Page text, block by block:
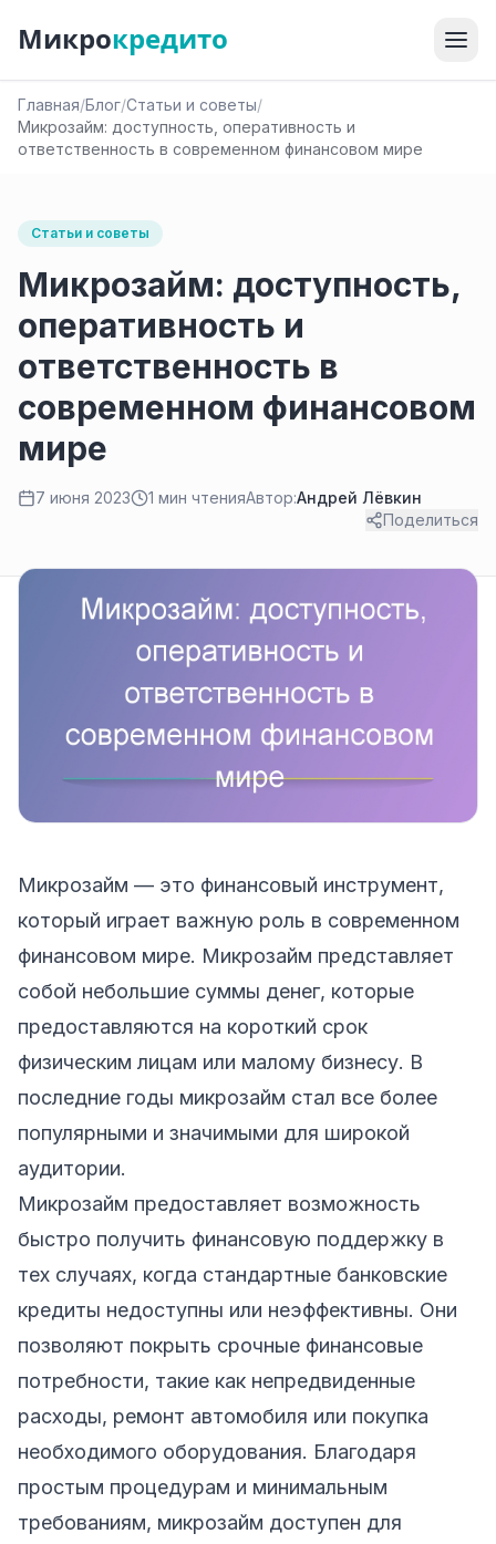
Микрокредито
Главная/Блог/Статьи и советы/
Микрозайм: доступность, оперативность и
ответственность в современном финансовом мире
Статьи и советы
Микрозайм: доступность,
оперативность и
ответственность в
современном финансовом
мире
7 июня 2023 1 мин чтенияАвтор:Андрей Лёвкин
Поделиться
Микрозайм — это финансовый инструмент,
который играет важную роль в современном
финансовом мире. Микрозайм представляет
собой небольшие суммы денег, которые
предоставляются на короткий срок
физическим лицам или малому бизнесу. В
последние годы микрозайм стал все более
популярными и значимыми для широкой
аудитории.
Микрозайм предоставляет возможность
быстро получить финансовую поддержку в
тех случаях, когда стандартные банковские
кредиты недоступны или неэффективны. Они
позволяют покрыть срочные финансовые
потребности, такие как непредвиденные
расходы, ремонт автомобиля или покупка
необходимого оборудования. Благодаря
простым процедурам и минимальным
требованиям, микрозайм доступен для